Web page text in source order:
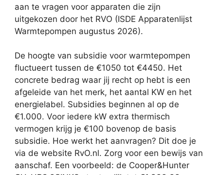
aan te vragen voor apparaten die zijn
uitgekozen door het RVO (ISDE Apparatenlijst
Warmtepompen augustus 2026).
De hoogte van subsidie voor warmtepompen
fluctueert tussen de €1050 tot €4450. Het
concrete bedrag waar jij recht op hebt is een
afgeleide van het merk, het aantal KW en het
energielabel. Subsidies beginnen al op de
€1.000. Voor iedere kW extra thermisch
vermogen krijg je €100 bovenop de basis
subsidie. Hoe werkt het aanvragen? Dit doe je
via de website RvO.nl. Zorg voor een bewijs van
aanschaf. Een voorbeeld: de Cooper&Hunter